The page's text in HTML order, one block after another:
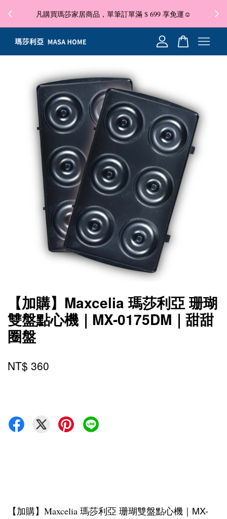
享免運☺
🐍 2025 蛇年大吉，Maxcelia 瑪莎利亞 蛇年伊始，祝福
「蛇」來運轉✨
【加購】Maxcelia 瑪莎利亞 珊瑚
雙盤點心機｜MX-0175DM｜甜甜
圈盤
NT$ 360
【加購】Maxcelia 瑪莎利亞 珊瑚雙盤點心機｜MX-
您的購物車目前還是空的。
繼續購物